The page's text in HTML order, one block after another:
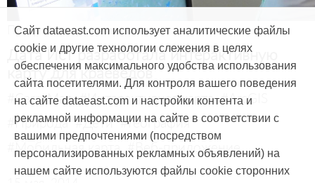
Продукты и услуги
Дата Ист разработала интерактивную
карту для краеведов
#CarryMap #Интерактивная карта #ArcGIS
#Природа #Дети #География
#Мобильная карта #Веб-приложение
Сайт dataeast.com использует аналитические файлы
cookie и другие технологии слежения в целях
обеспечения максимального удобства использования
сайта посетителями. Для контроля вашего поведения
на сайте dataeast.com и настройки контента и
рекламной информации на сайте в соответствии с
вашими предпочтениями (посредством
персонализированных рекламных объявлений) на
нашем сайте используются файлы cookie сторонних